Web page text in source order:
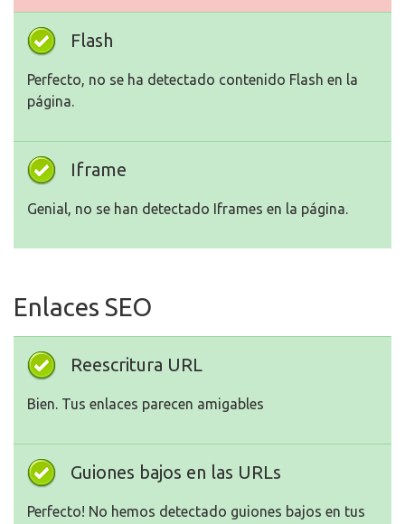
Flash
Perfecto, no se ha detectado contenido Flash en la
página.
Iframe
Genial, no se han detectado Iframes en la página.
Enlaces SEO
Reescritura URL
Bien. Tus enlaces parecen amigables
Guiones bajos en las URLs
Perfecto! No hemos detectado guiones bajos en tus